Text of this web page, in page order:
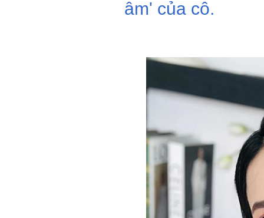
âm' của cô.